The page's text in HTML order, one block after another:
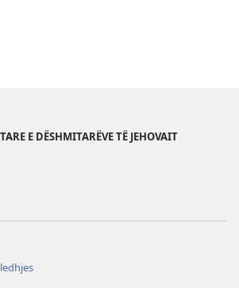
E DËSHMITARËVE TË JEHOVAIT